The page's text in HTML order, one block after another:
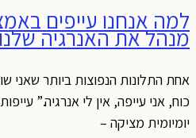
למה אנחנו עייפים
מנהל את האנרגיה שלנו
אחת התלונות הנפוצות ביותר שאני
כוח, אני עייפה, אין לי אנרגיה.”
יומיומית מציקה –